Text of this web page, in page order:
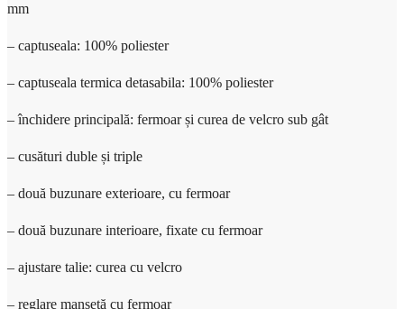
mm
– captuseala: 100% poliester
– captuseala termica detasabila: 100% poliester
– închidere principală: fermoar și curea de velcro sub gât
– cusături duble și triple
– două buzunare exterioare, cu fermoar
– două buzunare interioare, fixate cu fermoar
– ajustare talie: curea cu velcro
– reglare manșetă cu fermoar